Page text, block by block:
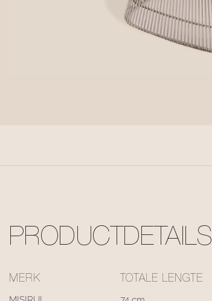
PRODUCTDETAILS
MERK
TOTALE LENGTE